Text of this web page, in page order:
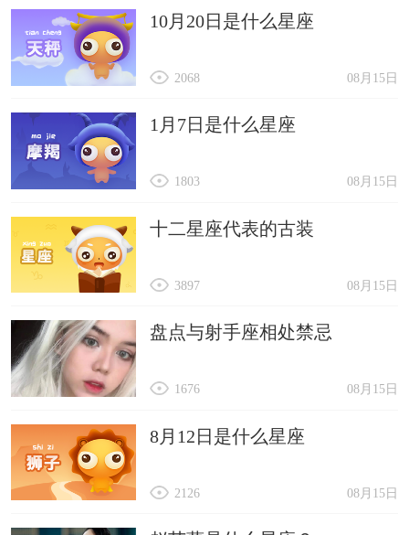
10月20日是什么星座
08月15日
2068
1月7日是什么星座
08月15日
1803
十二星座代表的古装
08月15日
3897
盘点与射手座相处禁忌
08月15日
1676
8月12日是什么星座
08月15日
2126